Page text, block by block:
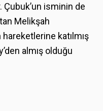
Çubuk’un isminin de
Melikşah
katılmış
almış olduğu